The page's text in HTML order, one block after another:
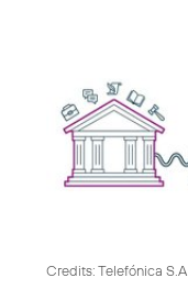
Credits: Telefónica S.A